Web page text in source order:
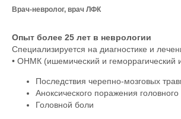
Врач-невролог, врач ЛФК
Опыт более 25 лет в неврологии
Специализируется на диагностике и
• ОНМК (ишемический и геморрагический
Последствия черепно-мозговых
Аноксического поражения головного
Головной боли